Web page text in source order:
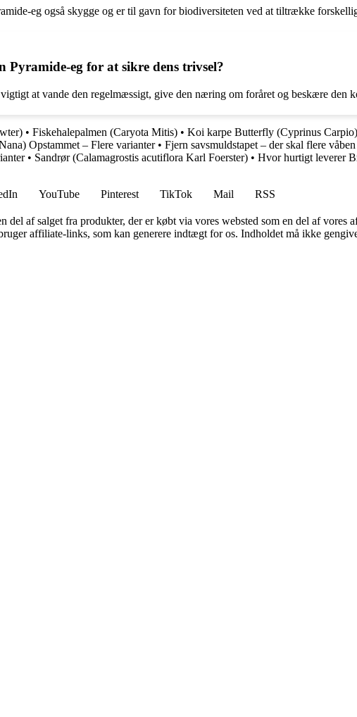
eg også skygge og er til gavn for biodiversiteten ved at tiltrække
Pyramide-eg for at sikre dens trivsel?
at vande den regelmæssigt, give den næring om foråret og beskære den
• Fiskehalepalmen (Caryota Mitis) • Koi karpe Butterfly (Cyprinus
Opstammet – Flere varianter• Fjern savsmuldstapet – der skal flere
• Sandrør (Calamagrostis acutiflora Karl Foerster) • Hvor hurtigt leverer
YouTube Pinterest TikTok Mail
RSS
af salget fra produkter, der er købt via vores websted som en del af vores
affiliate-links, som kan generere indtægt for os. Indholdet må ikke